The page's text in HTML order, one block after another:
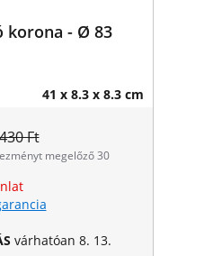
korona - Ø 83
41 x 8.3 x 8.3 cm
Ft
megelőző 30
várhatóan 8. 13.